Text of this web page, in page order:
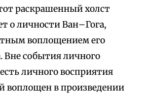
раскрашенный холст
о личности Ван–Гога,
воплощением его
Вне события личного
личного восприятия
воплощен в произведении